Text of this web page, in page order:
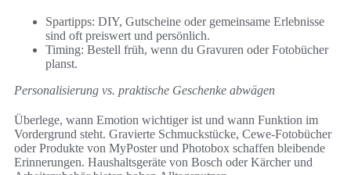
Spartipps: DIY, Gutscheine oder gemeinsame Erlebnisse
sind oft preiswert und persönlich.
Timing: Bestell früh, wenn du Gravuren oder Fotobücher
planst.
Personalisierung vs. praktische Geschenke abwägen
Überlege, wann Emotion wichtiger ist und wann Funktion im
Vordergrund steht. Gravierte Schmuckstücke, Cewe‑Fotobücher
oder Produkte von MyPoster und Photobox schaffen bleibende
Erinnerungen. Haushaltsgeräte von Bosch oder Kärcher und